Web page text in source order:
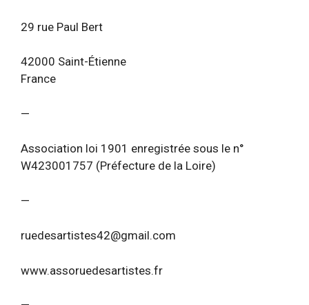
29 rue Paul Bert
42000 Saint-Étienne
France
—
Association loi 1901 enregistrée sous le n°
W423001757 (Préfecture de la Loire)
—
ruedesartistes42@gmail.com
www.assoruedesartistes.fr